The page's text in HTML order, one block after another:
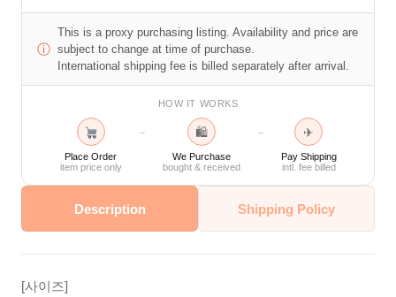
ⓘ
This is a proxy purchasing listing. Availability and price are
subject to change at time of purchase.
International shipping fee is billed separately after arrival.
HOW IT WORKS
Place Order
item price only
→ 🛍
We Purchase
bought & received
→ ✈
Pay Shipping
intl. fee billed
Description Shipping Policy
[사이즈]